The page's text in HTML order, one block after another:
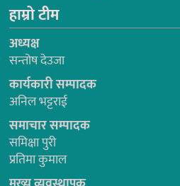
हाम्रो टीम
अध्यक्ष
सन्तोष देउजा
कार्यकारी सम्पादक
अनिल भट्टराई
समाचार सम्पादक
समिक्षा पुरी
प्रतिमा कुमाल